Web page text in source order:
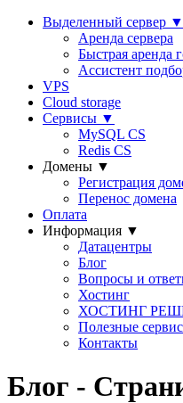
Выделенный сервер ▼
Аренда сервера
Быстрая аренда
Ассистент
VPS
Cloud storage
Сервисы ▼
MySQL CS
Redis CS
Домены ▼
Регистрация
Перенос домена
Оплата
Информация ▼
Датацентры
Блог
Вопросы и
Хостинг
ХОСТИНГ
Полезные
Контакты
Блог -